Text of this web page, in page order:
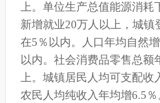
上。单位生产总值能源消耗
新增就业20万人以上，城镇
在5％以内。人口年均自然
以内。社会消费品零售总额
上。城镇居民人均可支配收
农民人均纯收入年均增6.5％